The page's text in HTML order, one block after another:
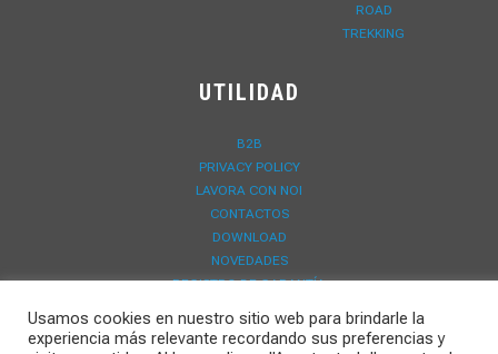
ROAD
TREKKING
UTILIDAD
B2B
PRIVACY POLICY
LAVORA CON NOI
CONTACTOS
DOWNLOAD
NOVEDADES
REGISTRO DE GARANTÍA
Usamos cookies en nuestro sitio web para brindarle la
experiencia más relevante recordando sus preferencias y